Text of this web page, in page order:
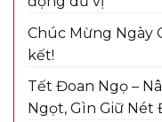
Chúc Mừng Ngày
kết!
Tết Đoan Ngọ –
Ngọt, Gìn Giữ